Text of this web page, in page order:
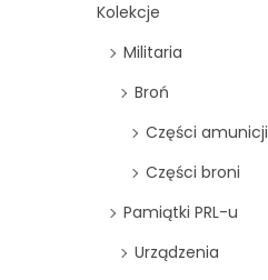
Kolekcje
Militaria
Broń
Części amunicji
Części broni
Pamiątki PRL-u
Urządzenia